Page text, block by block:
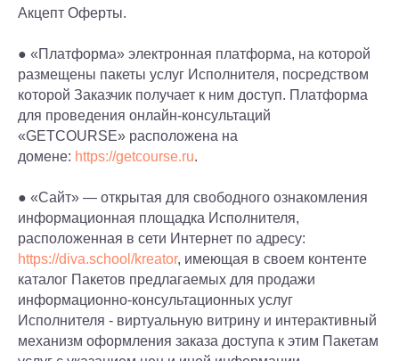
Акцепт Оферты.
● «Платформа» электронная платформа, на которой
размещены пакеты услуг Исполнителя, посредством
которой Заказчик получает к ним доступ. Платформа
для проведения онлайн-консультаций
«GETCOURSE» расположена на
домене: https://getcourse.ru.
● «Сайт» — открытая для свободного ознакомления
информационная площадка Исполнителя,
расположенная в сети Интернет по адресу:
https://diva.school/kreator, имеющая в своем контенте
каталог Пакетов предлагаемых для продажи
информационно-консультационных услуг
Исполнителя - виртуальную витрину и интерактивный
механизм оформления заказа доступа к этим Пакетам